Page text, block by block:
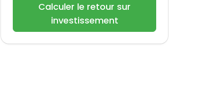
Calculer le retour sur
investissement